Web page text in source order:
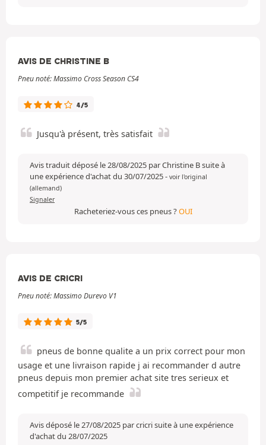
AVIS DE CHRISTINE B
Pneu noté: Massimo Cross Season CS4
4/5
Jusqu'à présent, très satisfait
Avis traduit déposé le 28/08/2025 par Christine B suite à
une expérience d'achat du 30/07/2025- voir l'original
(allemand)
Signaler
Racheteriez-vous ces pneus ?OUI
AVIS DE CRICRI
Pneu noté: Massimo Durevo V1
5/5
pneus de bonne qualite a un prix correct pour mon
usage et une livraison rapide j ai recommander d autre
pneus depuis mon premier achat site tres serieux et
competitif je recommande
Avis déposé le 27/08/2025 par cricri suite à une expérience
d'achat du 28/07/2025